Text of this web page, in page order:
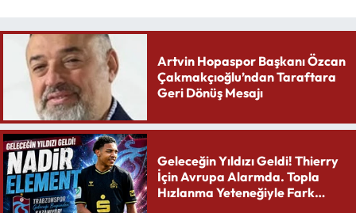
Artvin Hopaspor Başkanı Özcan
Çakmakçıoğlu’ndan Taraftara
Geri Dönüş Mesajı
Geleceğin Yıldızı Geldi! Thierry
İçin Avrupa Alarmda. Topla
Hızlanma Yeteneğiyle Fark